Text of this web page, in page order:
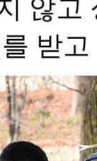
않고
받고